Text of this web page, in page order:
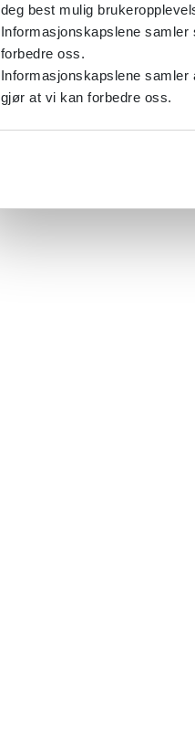
deg best mulig
Informasjonskapslene
forbedre oss.
Informasjonskapslene
gjør at vi kan forbedre oss.